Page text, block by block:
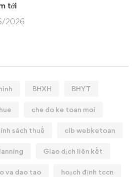
tới
2026
BHXH BHYT
che do ke toan moi
sách thuế clb webketoan
Giao dịch liên kết
va dao tao hoạch định tccn